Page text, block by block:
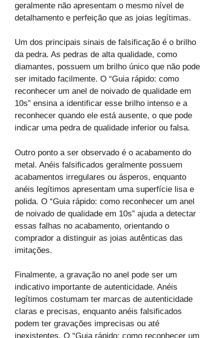
geralmente não apresentam o mesmo nível de
detalhamento e perfeição que as joias legítimas.
Um dos principais sinais de falsificação é o brilho
da pedra. As pedras de alta qualidade, como
diamantes, possuem um brilho único que não pode
ser imitado facilmente. O “Guia rápido: como
reconhecer um anel de noivado de qualidade em
10s” ensina a identificar esse brilho intenso e a
reconhecer quando ele está ausente, o que pode
indicar uma pedra de qualidade inferior ou falsa.
Outro ponto a ser observado é o acabamento do
metal. Anéis falsificados geralmente possuem
acabamentos irregulares ou ásperos, enquanto
anéis legítimos apresentam uma superfície lisa e
polida. O “Guia rápido: como reconhecer um anel
de noivado de qualidade em 10s” ajuda a detectar
essas falhas no acabamento, orientando o
comprador a distinguir as joias autênticas das
imitações.
Finalmente, a gravação no anel pode ser um
indicativo importante de autenticidade. Anéis
legítimos costumam ter marcas de autenticidade
claras e precisas, enquanto anéis falsificados
podem ter gravações imprecisas ou até
inexistentes. O “Guia rápido: como reconhecer um